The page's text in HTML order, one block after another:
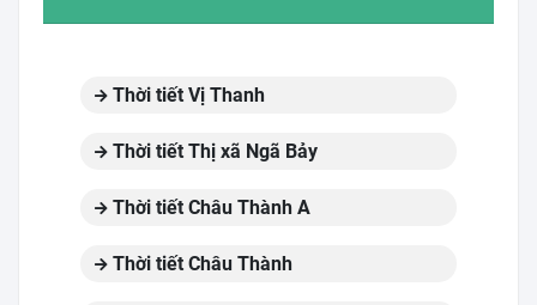
Thời tiết Vị Thanh
Thời tiết Thị xã Ngã Bảy
Thời tiết Châu Thành A
Thời tiết Châu Thành